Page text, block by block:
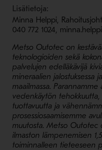
Lisätietoja:
Minna Helppi,
040 772 1024,
Metso Outotec on
teknologioiden sekä
palvelujen edelläkävijä
mineraalien jalostuksessa
maailmassa.
vedenkäytön
tuottavuutta ja
prosessiosaamisemme
muutosta. Metso Outotec
ilmaston lämpenemisen
toiminnalleen tieteeseen